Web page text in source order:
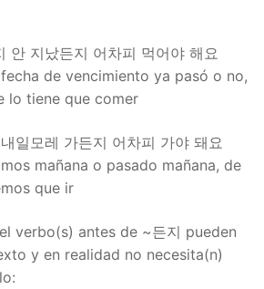
안 지났든지 어차피 먹어야 해요
de vencimiento ya pasó o no,
lo tiene que comer
일모레 가든지 어차피 가야 돼요
mañana o pasado mañana, de
que ir
verbo(s) antes de ~든지 pueden
y en realidad no necesita(n)